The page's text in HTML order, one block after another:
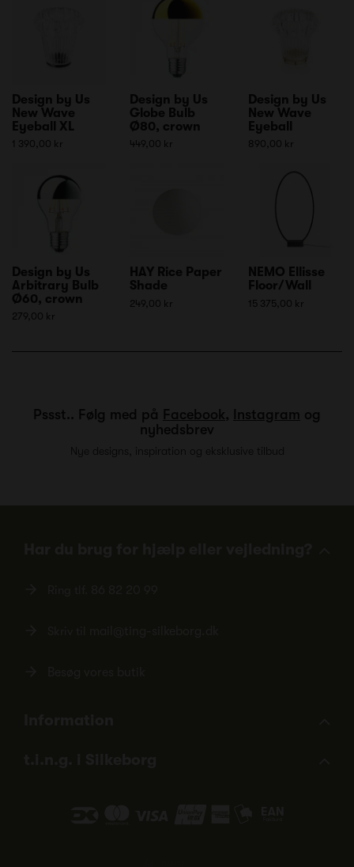
Design by Us
New Wave
Eyeball XL
1 390,00 kr
Design by Us
Globe Bulb
Ø80, crown
449,00 kr
Design by Us
New Wave
Eyeball
890,00 kr
Design by Us
Arbitrary Bulb
Ø60, crown
279,00 kr
HAY Rice Paper
Shade
249,00 kr
NEMO Ellisse
Floor/Wall
15 375,00 kr
Pssst.. Følg med på Facebook, Instagram og
nyhedsbrev
Nye designs, inspiration og eksklusive tilbud